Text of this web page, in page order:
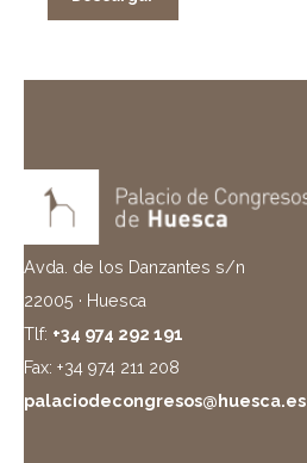
Avda. de los Danzantes s/n
22005 · Huesca
Tlf: +34 974 292 191
Fax: +34 974 211 208
palaciodecongresos@huesca.es